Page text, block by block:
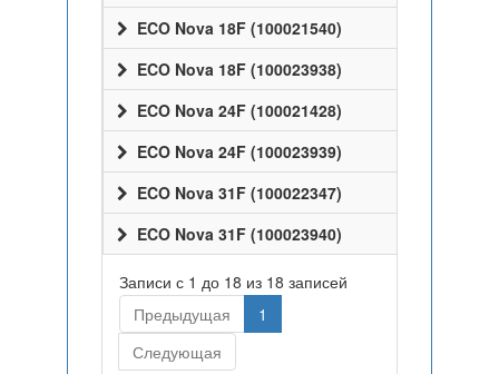
ECO Nova 18F (100021540)
ECO Nova 18F (100023938)
ECO Nova 24F (100021428)
ECO Nova 24F (100023939)
ECO Nova 31F (100022347)
ECO Nova 31F (100023940)
Записи с 1 до 18 из 18 записей
Предыдущая
1
Следующая